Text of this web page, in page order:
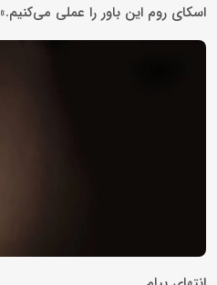
اسکای روم این باور را عملی می‌کنیم.»